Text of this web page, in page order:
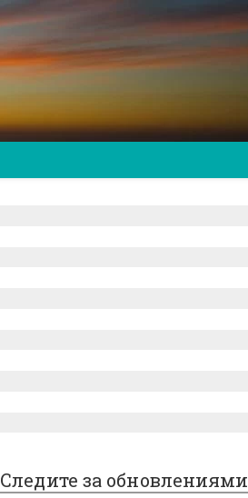
Следите за обновлениями